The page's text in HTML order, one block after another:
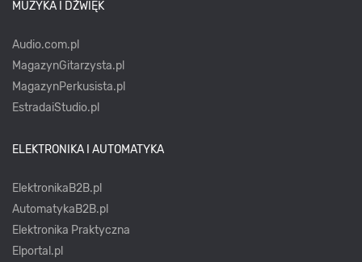
MUZYKA I DŹWIĘK
Audio.com.pl
MagazynGitarzysta.pl
MagazynPerkusista.pl
EstradaiStudio.pl
ELEKTRONIKA I AUTOMATYKA
ElektronikaB2B.pl
AutomatykaB2B.pl
Elektronika Praktyczna
Elportal.pl